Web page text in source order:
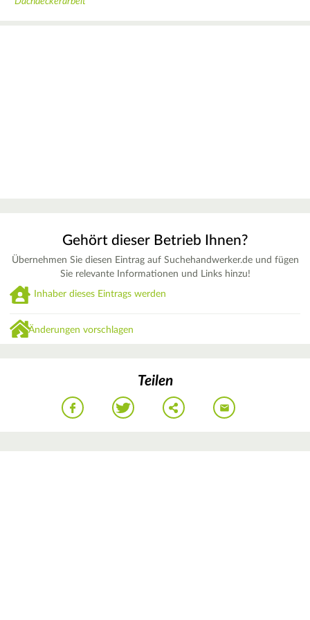
Gehört dieser Betrieb Ihnen?
Übernehmen Sie diesen Eintrag auf Suchehandwerker.de und fügen
Sie relevante Informationen und Links hinzu!
Inhaber dieses Eintrags werden
Änderungen vorschlagen
Teilen